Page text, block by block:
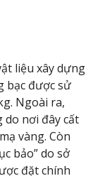
liệu xây dựng
bạc được sử
Ngoài ra,
do nơi đây cất
vàng. Còn
bảo” do sở
đặt chính